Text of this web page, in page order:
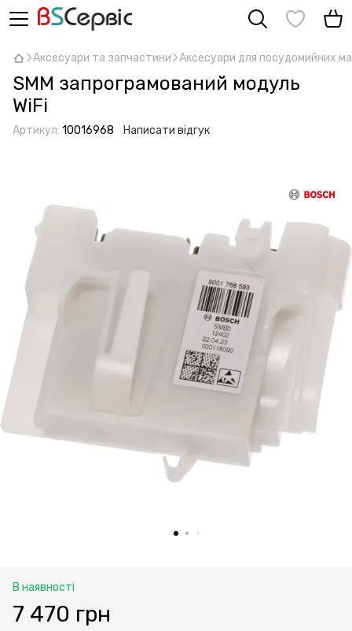
Аксесуари та запчастини Аксесуари для посудомийних
SMM запрограмований модуль
WiFi
Артикул: 10016968 Написати відгук
В наявності
7 470 грн